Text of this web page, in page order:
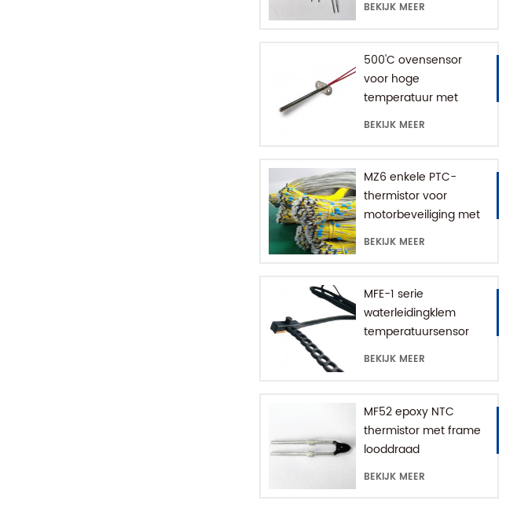
BEKIJK MEER
500'C ovensensor
voor hoge
temperatuur met
aardingsconnector
BEKIJK MEER
MZ6 enkele PTC-
thermistor voor
motorbeveiliging met
bereik +60-180'C
BEKIJK MEER
MFE-1 serie
waterleidingklem
temperatuursensor
met verlengketting
BEKIJK MEER
MF52 epoxy NTC
thermistor met frame
looddraad
BEKIJK MEER